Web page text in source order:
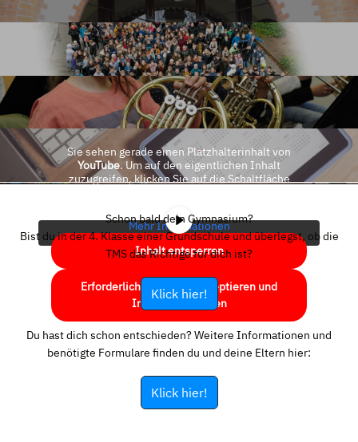
Sie sehen gerade einen Platzhalterinhalt von
YouTube. Um auf den eigentlichen Inhalt
zuzugreifen, klicken Sie auf die Schaltfläche
Mehr Informationen
Inhalt entsperren
Erforderlichen Service akzeptieren und
Inhalte entsperren
Schon bald dein Gymnasium?
Bist du in der 4. Klasse einer Grundschule und überlegst, ob die
TMS das Richtige für dich ist?
Klick hier!
Du hast dich schon entschieden? Weitere Informationen und
benötigte Formulare finden du und deine Eltern hier:
Klick hier!